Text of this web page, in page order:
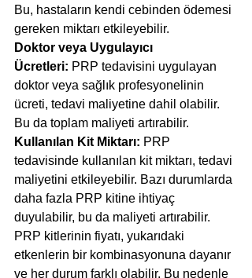
Bu, hastaların kendi cebinden ödemesi
gereken miktarı etkileyebilir.
Doktor veya Uygulayıcı
Ücretleri: PRP tedavisini uygulayan
doktor veya sağlık profesyonelinin
ücreti, tedavi maliyetine dahil olabilir.
Bu da toplam maliyeti artırabilir.
Kullanılan Kit Miktarı: PRP
tedavisinde kullanılan kit miktarı, tedavi
maliyetini etkileyebilir. Bazı durumlarda
daha fazla PRP kitine ihtiyaç
duyulabilir, bu da maliyeti artırabilir.
PRP kitlerinin fiyatı, yukarıdaki
etkenlerin bir kombinasyonuna dayanır
ve her durum farklı olabilir. Bu nedenle